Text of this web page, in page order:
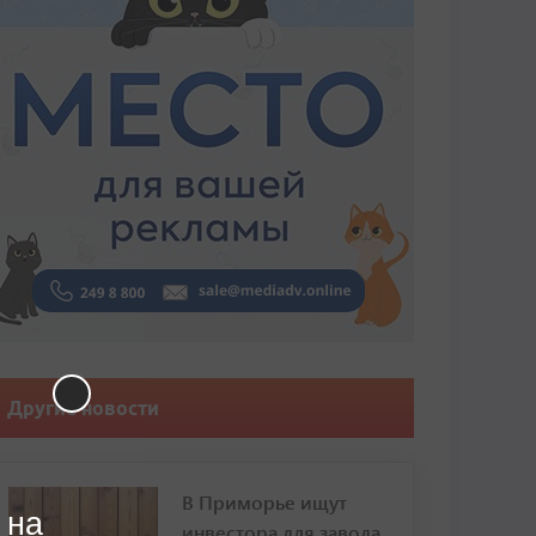
Другие новости
В Приморье ищут